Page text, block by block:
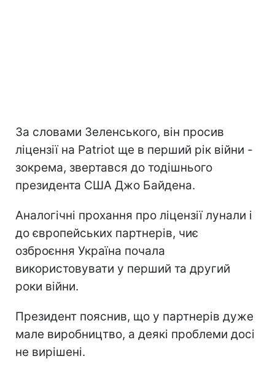
За словами Зеленського, він просив
ліцензії на Patriot ще в перший рік війни -
зокрема, звертався до тодішнього
президента США Джо Байдена.
Аналогічні прохання про ліцензії лунали і
до європейських партнерів, чиє
озброєння Україна почала
використовувати у перший та другий
роки війни.
Президент пояснив, що у партнерів дуже
мале виробництво, а деякі проблеми досі
не вирішені.